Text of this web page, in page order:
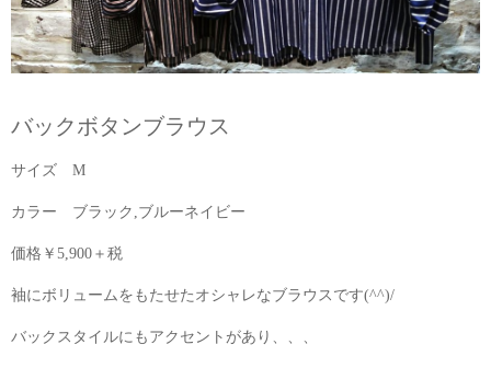
バックボタンブラウス
サイズ M
カラー ブラック,ブルーネイビー
価格￥5,900＋税
袖にボリュームをもたせたオシャレなブラウスです(^^)/
バックスタイルにもアクセントがあり、、、